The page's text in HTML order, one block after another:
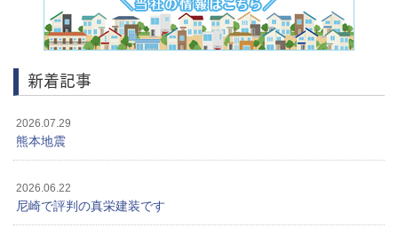
新着記事
2026.07.29
熊本地震
2026.06.22
尼崎で評判の真栄建装です